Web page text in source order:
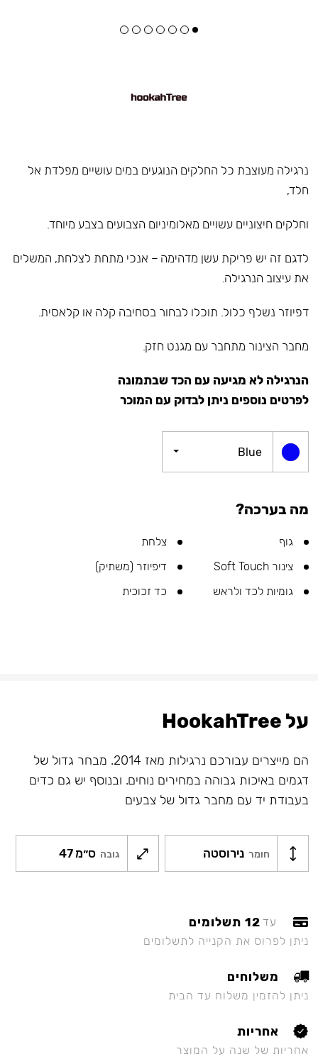
נרגילה מעוצבת כל החלקים הנוגעים במים עושיים מפלדת אל
חלד,
וחלקים חיצוניים עשויים מאלומיניום הצבועים בצבע מיוחד.
לדגם זה יש פריקת עשן מדהימה – אנכי מתחת לצלחת, המשלים
את עיצוב הנרגילה.
דפיוזר נשלף כלול. תוכלו לבחור בסחיבה קלה או קלאסית.
מחבר הצינור מתחבר עם מגנט חזק.
הנרגילה לא מגיעה עם הכד שבתמונה
לפרטים נוספים ניתן לבדוק עם המוכר
Blue
מה בערכה?
גוף
צלחת
צינור Soft Touch
דיפיוזר (משתיק)
גומיות לכד ולראש
כד זכוכית
על HookahTree
הם מייצרים עבורכם נרגילות מאז 2014. מבחר גדול של
דגמים באיכות גבוהה במחירים נוחים. ובנוסף יש גם כדים
בעבודת יד עם מחבר גדול של צבעים
חומר נירוסטה גובה 47 ס״מ
עד 12 תשלומים
ניתן לפרוס את הקנייה לתשלומים
משלוחים
ניתן להזמין משלוח עד הבית
אחריות
אחריות של שנה על המוצר